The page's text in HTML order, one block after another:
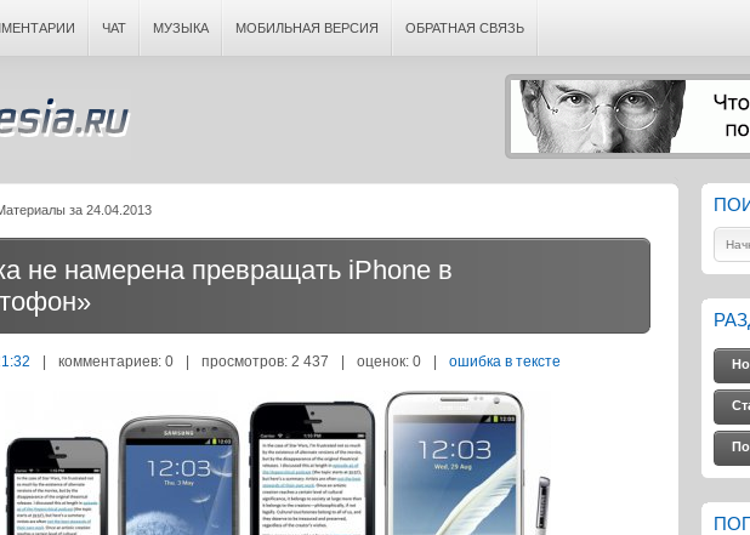
ЧАТ МУЗЫКА МОБИЛЬНАЯ ВЕРСИЯ ОБРАТНАЯ СВЯЗЬ
за 24.04.2013
не намерена превращать iPhone в
| комментариев: 0 | просмотров: 2 437 | оценок: 0 | ошибка в тексте